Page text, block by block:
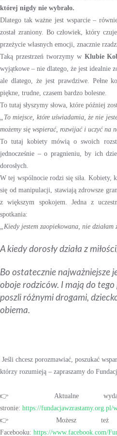
której nigdy nie wybrało.
Dlatego tak ważne jest wsparcie –
został zraniony. Bo człowiek, który
przeżycie własnych emocji, znacznie
Taką przestrzeń tworzymy w Klubie
wyjątkowe – nie dlatego, że jest idealnie
ale dlatego, że jest prawdziwe. Pełne
piękne, trudne, czasem bardzo bolesne.
To tutaj słyszymy słowa, które później
„To miejsce, które uświadamia, że nie
możemy się wspierać, rozwijać i uczyć na
To tutaj kobiety mówią o swoich
jednocześnie – o pragnieniu, by ich
dorosłych.
W tej wspólnocie rodzi się siła. Kobiety,
się od manipulacji, stawiają zdrowsze
z większym spokojem. Jedna z
spotkania:
„Kiedy jestem zaopiekowana, nie działam
A kiedy dorosły działa z
Bo ostatecznie najważniejsze
oboje rodziców. I mają do
poszli różnymi drogami,
obiema.
Jeśli chcesz porozmawiać, poszukać
którzy rozumieją – zapraszamy do
👉 Aktualne
stronie: https://fundacjawzrastamy.org.pl/
👉 Możesz też
Facebooku: https://www.facebook.com/